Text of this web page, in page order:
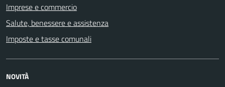
Imprese e commercio
Salute, benessere e assistenza
Imposte e tasse comunali
NOVITÀ